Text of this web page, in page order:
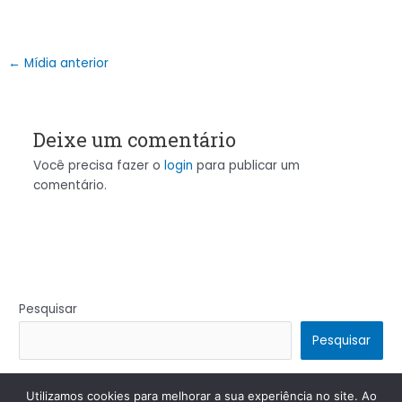
← Mídia anterior
Deixe um comentário
Você precisa fazer o login para publicar um
comentário.
Pesquisar
Pesquisar
Utilizamos cookies para melhorar a sua experiência no site. Ao